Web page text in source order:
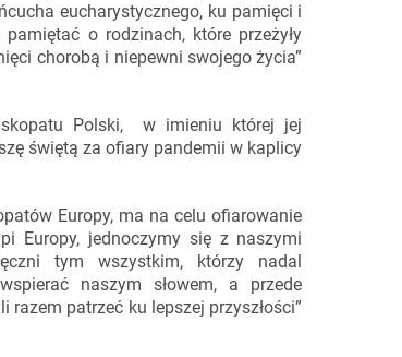
eucharystycznego, ku pamięci i
o rodzinach, które przeżyły
chorobą i niepewni swojego życia”
Polski, w imieniu której jej
świętą za ofiary pandemii w kaplicy
Europy, ma na celu ofiarowanie
Europy, jednoczymy się z naszymi
tym wszystkim, którzy nadal
naszym słowem, a przede
patrzeć ku lepszej przyszłości”